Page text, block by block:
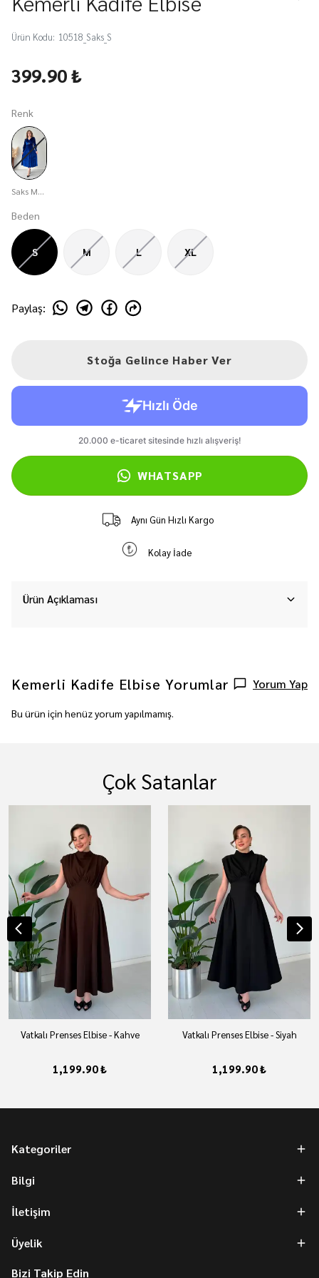
Ürün Kodu: 10518_Saks_S
399.90 ₺
Renk
Saks Mavisi
Beden
S M L XL
Paylaş:
Stoğa Gelince Haber Ver
WHATSAPP
Aynı Gün Hızlı Kargo
Kolay İade
Ürün Açıklaması
Kemerli Kadife Elbise Yorumlar Yorum Yap
Bu ürün için henüz yorum yapılmamış.
Çok Satanlar
Vatkalı Prenses Elbise - Kahve
1,199.90 ₺
Vatkalı Prenses Elbise - Siyah
1,199.90 ₺
Kategoriler
Bilgi
İletişim
Üyelik
Bizi Takip Edin